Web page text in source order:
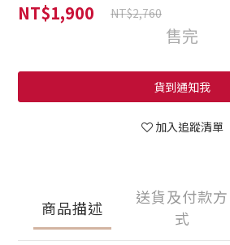
NT$1,900 NT$2,760
售完
貨到通知我
加入追蹤清單
商品描述
送貨及付款方
式